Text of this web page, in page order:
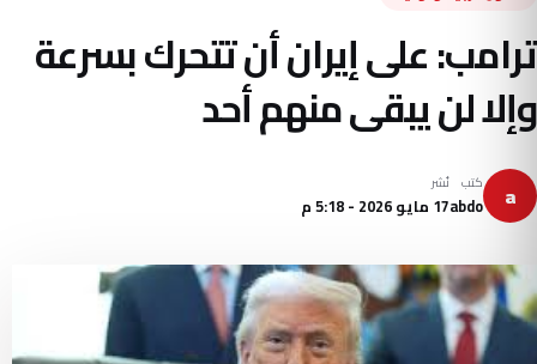
ترامب: على إيران أن تتحرك بسرعة
وإلا لن يبقى منهم أحد
a كتب
abdo
نُشر
17 مايو 2026 - 5:18 م